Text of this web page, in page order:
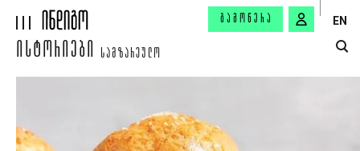
ᲒᲐᲛᲝᲬᲔᲠᲐ EN
ᲘᲡᲢᲝᲠᲘᲔᲑᲘ ᲡᲐᲛᲖᲐᲠᲔᲣᲚᲝ